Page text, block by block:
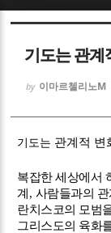
기도는 관계
by 이마르첼리노M
기도는 관계적 변
복잡한 세상에서
계 , 사람들과의 관
란치스코의 모범
그리스도의 육화